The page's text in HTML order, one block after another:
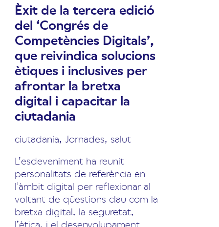
Èxit de la tercera edició
del ‘Congrés de
Competències Digitals’,
que reivindica solucions
ètiques i inclusives per
afrontar la bretxa
digital i capacitar la
ciutadania
ciutadania, Jornades, salut
L’esdeveniment ha reunit
personalitats de referència en
l'àmbit digital per reflexionar al
voltant de qüestions clau com la
bretxa digital, la seguretat,
l’ètica, i el desenvolupament